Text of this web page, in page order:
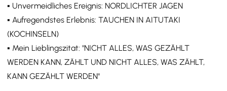
▪️ Unvermeidliches Ereignis: NORDLICHTER JAGEN
▪️ Aufregendstes Erlebnis: TAUCHEN IN AITUTAKI
(KOCHINSELN)
▪️ Mein Lieblingszitat: "NICHT ALLES, WAS GEZÄHLT
WERDEN KANN, ZÄHLT UND NICHT ALLES, WAS ZÄHLT,
KANN GEZÄHLT WERDEN"